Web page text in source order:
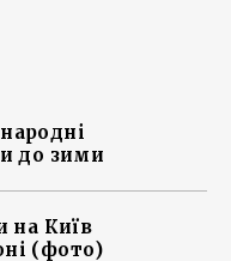
до зими
на Київ
(фото)